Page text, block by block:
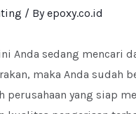
/ Byepoxy.co.id
Anda sedang mencari
maka Anda sudah
perusahaan yang siap